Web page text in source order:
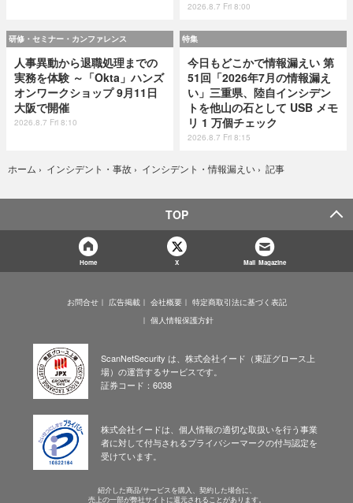
2026.8.7 Fri 8:00
研修・セミナー・カンファレンス
人事異動から退職処理までの
実務を体験 ～「Okta」ハンズ
オンワークショップ 9月11日
大阪で開催
2026.8.7 Fri 8:10
特集
今日もどこかで情報漏えい 第
51回「2026年7月の情報漏え
い」三重県、陸自インシデン
トを他山の石として USB メモ
リ 1 万個チェック
2026.8.7 Fri 8:15
ホーム › インシデント・事故 › インシデント・情報漏えい › 記事
TOP
Home X Mail Magazine
お問合せ 広告掲載 会社概要
特定商取引法に基づく表記
個人情報保護方針
ScanNetSecurity は、株式会社イード（東証グロース上
場）の運営するサービスです。
証券コード：6038
株式会社イードは、個人情報の適切な取扱いを行う事業
者に対して付与されるプライバシーマークの付与認定を
受けています。
紹介した商品/サービスを購入、契約した場合に、
売上の一部が弊社サイトに還元されることがあります。